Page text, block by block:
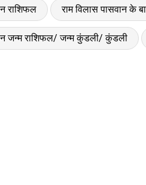
राशिफल राम विलास पासवान के
जन्म राशिफल/ जन्म कुंडली/ कुंडली